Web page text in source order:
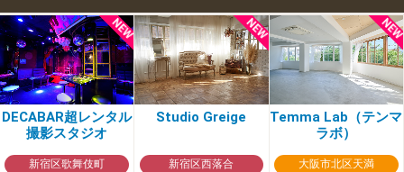
DECABAR超レンタル
撮影スタジオ
新宿区歌舞伎町
Studio Greige
新宿区西落合
Temma Lab（テンマ
ラボ）
大阪市北区天満